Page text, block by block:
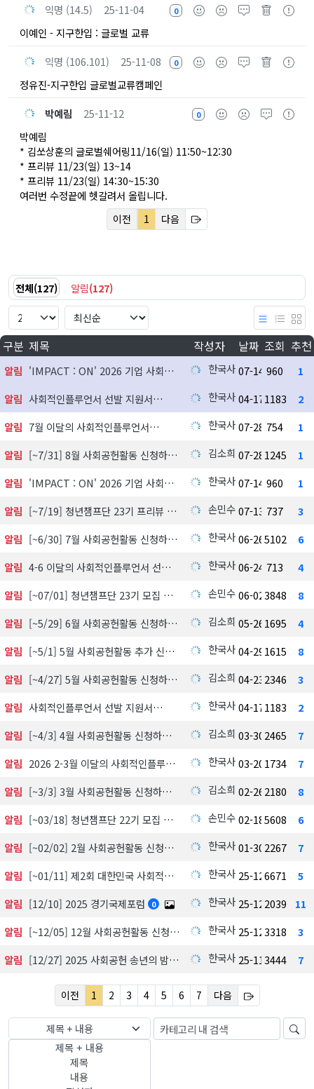
익명 (14.5)
25-11-04 0
이예인 - 지구한입 : 글로벌 교류
익명 (106.101)
25-11-08 0
정유진-지구한입 글로벌교류캠페인
박예림
25-11-12 0
박예림
* 김쏘상훈의 글로벌쉐어링11/16(일) 11:50~12:30
* 프리뷰 11/23(일) 13~14
* 프리뷰 11/23(일) 14:30~15:30
여러번 수정끝에 헷갈려서 올립니다.
이전 1 다음
전체(127) 알림(127)
구분 제목 작성자 날짜 조회 추천
알림 'IMPACT : ON' 2026 기업 사회공헌 실천사례 발굴 지원사업 참여기업 모집 한국사회공헌협회
07-14 960
1
알림
사회적인플루언서 선발 지원서 한국사회공헌협회
04-17 1183
2
알림
7월 이달의 사회적인플루언서 한국사회공헌협회
07-28 754
1
알림
[~7/31] 8월 사회공헌활동 신청하기 김소희 07-28 1245
1
알림
'IMPACT : ON' 2026 기업 사회공헌 실천사례 발굴 지원사업 참여기업 모집 한국사회공헌협회
07-14 960
1
알림
[~7/19] 청년챔프단 23기 프리뷰 신청하기 손민수07-13 737
3
알림
[~6/30] 7월 사회공헌활동 신청하기 한국사회공헌협회
06-26 5102
6
알림
4-6 이달의 사회적인플루언서 선정 발표 한국사회공헌협회
06-24 713
4
알림
[~07/01] 청년챔프단 23기 모집 中 손민수06-02 3848
8
알림
[~5/29] 6월 사회공헌활동 신청하기 김소희 05-26 1695
4
알림
[~5/1] 5월 사회공헌활동 추가 신청하기 한국사회공헌협회
04-29 1615
8
알림
[~4/27] 5월 사회공헌활동 신청하기 김소희 04-23 2346
3
알림
사회적인플루언서 선발 지원서 한국사회공헌협회
04-17 1183
2
알림
[~4/3] 4월 사회공헌활동 신청하기 김소희 03-30 2465
7
알림
2026 2-3월 이달의 사회적인플루언서 선정 발표 한국사회공헌협회
03-20 1734
7
알림
[~3/3] 3월 사회공헌활동 신청하기 김소희 02-26 2180
8
알림
[~03/18] 청년챔프단 22기 모집 中 손민수02-18 5608
6
알림
[~02/02] 2월 사회공헌활동 신청하기 한국사회공헌협회
01-30 2267
7
알림
[~01/11] 제2회 대한민국 사회적가치 시상식 수상 후보자 공모 및 심사 한국사회공헌협회
25-12-18
6671
5
알림 [12/10] 2025 경기국제포럼 0 한국사회공헌협회
25-12-03
2039
11
알림
[~12/05] 12월 사회공헌활동 신청하기 한국사회공헌협회
25-12-01
3318
3
알림
[12/27] 2025 사회공헌 송년의 밤, 포틀락파티 한국사회공헌협회
25-11-18
3444 7
이전 1 2 3 4 5 6 7 다음
제목 + 내용
제목 + 내용
제목
내용